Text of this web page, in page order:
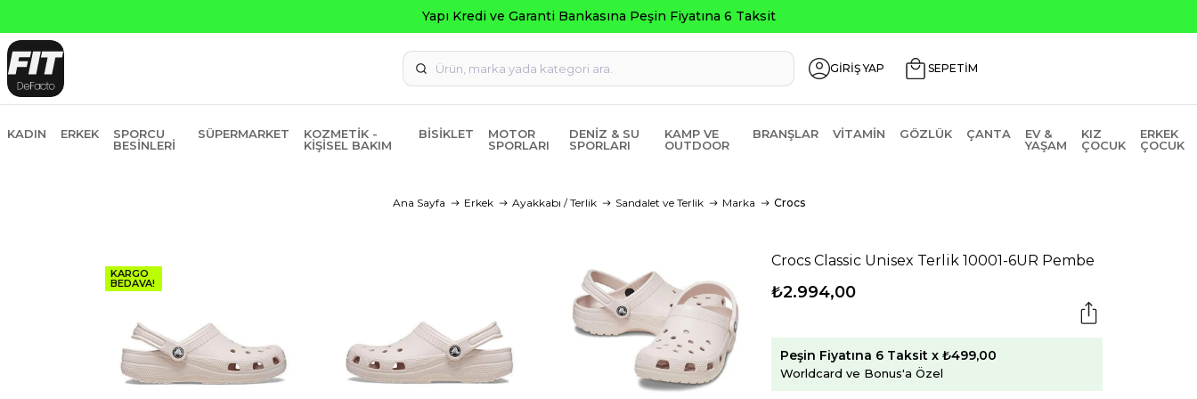
Yapı Kredi ve Garanti Bankasına Peşin Fiyatına 6 Taksit
GİRİŞ YAP SEPETİM
KADIN ERKEK
SPORCU
BESINLERI
SÜPERMARKET
KOZMETIK -
KIŞISEL BAKIM
BISIKLET
MOTOR
SPORLARI
DENIZ & SU
SPORLARI
KAMP VE
OUTDOOR
BRANŞLAR VITAMIN GÖZLÜK ÇANTA
EV &
YAŞAM
KIZ
ÇOCUK
ERKEK
ÇOCUK
Ana Sayfa Erkek Ayakkabı / Terlik Sandalet ve Terlik Marka Crocs
KARGO
BEDAVA!
Crocs Classic Unisex Terlik 10001-6UR Pembe
₺2.994,00
Peşin Fiyatına 6 Taksit x ₺499,00
Worldcard ve Bonus'a Özel